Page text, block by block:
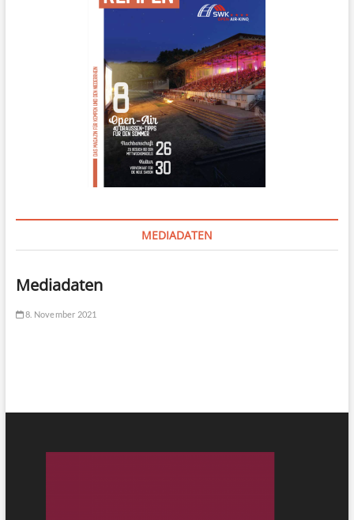
MEDIADATEN
Mediadaten
8. November 2021